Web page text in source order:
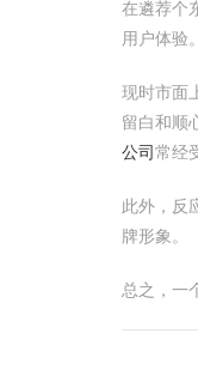
在遴荐个
用户体验。
现时市面
留白和顺
公司常经
此外，反
牌形象。
总之，一